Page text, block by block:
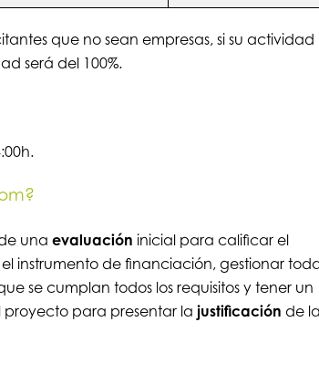
que no sean empresas, si su actividad
será del 100%.
una evaluación inicial para calificar el
instrumento de financiación, gestionar
se cumplan todos los requisitos y tener un
para presentar la justificación de la